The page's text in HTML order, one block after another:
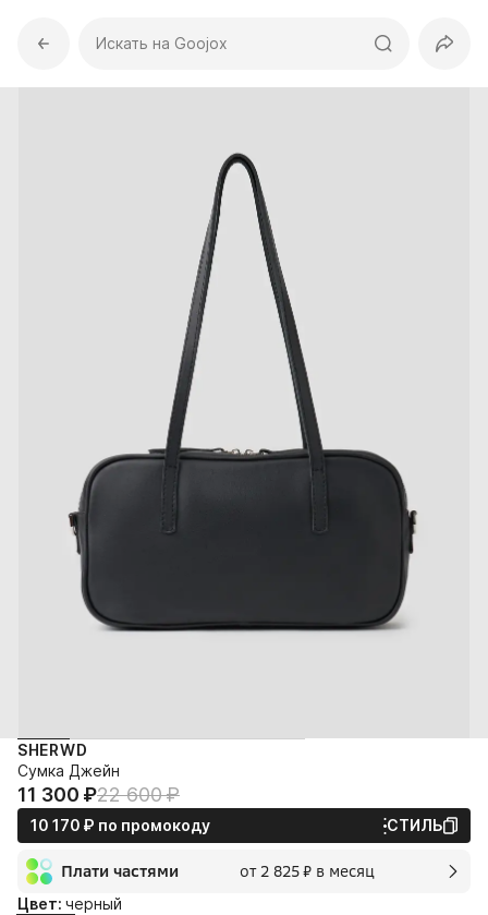
Искать на Goojox
SHERWD
Сумка Джейн
11 300⁠ ⁠₽22 600⁠ ⁠₽
10 170⁠ ⁠₽ по промокоду СТИЛЬ
Плати частями от 2 825⁠ ⁠₽ в месяц
2 мес.
Цвет: черный